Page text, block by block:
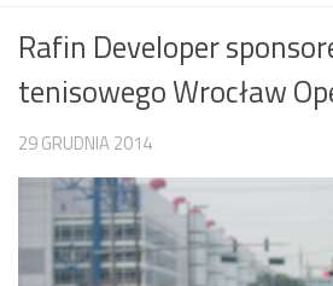
Rafin Developer
tenisowego Wrocław
29 GRUDNIA 2014